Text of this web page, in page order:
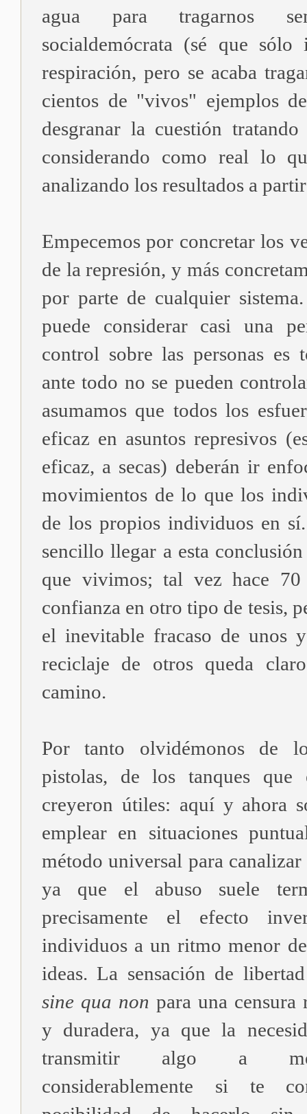
agua para tragarnos
socialdemócrata (sé que
respiración, pero se acaba
cientos de "vivos" ejemplos
desgranar la cuestión
considerando como real lo
analizando los resultados a
Empecemos por concretar los
de la represión, y más
por parte de cualquier
puede considerar casi una
control sobre las personas es
ante todo no se pueden
asumamos que todos los
eficaz en asuntos represivos
eficaz, a secas) deberán ir
movimientos de lo que los
de los propios individuos en
sencillo llegar a esta
que vivimos; tal vez hace 70
confianza en otro tipo de tesis,
el inevitable fracaso de unos
reciclaje de otros queda
camino.
Por tanto olvidémonos de
pistolas, de los tanques que
creyeron útiles: aquí y ahora
emplear en situaciones
método universal para
ya que el abuso suele
precisamente el efecto
individuos a un ritmo menor
ideas. La sensación de
sine qua non para una censura
y duradera, ya que la
transmitir algo a
considerablemente si te